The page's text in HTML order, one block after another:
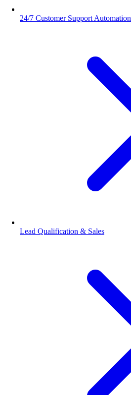
24/7 Customer Support Automation
Lead Qualification & Sales